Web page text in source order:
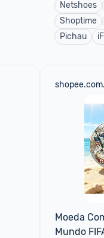
Netshoes
Shoptime
Pichau
Moeda
Mundo